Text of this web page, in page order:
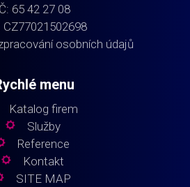
65 42 27 08
CZ77021502698
osobních údajů
menu
Katalog firem
Služby
Reference
Kontakt
SITE MAP